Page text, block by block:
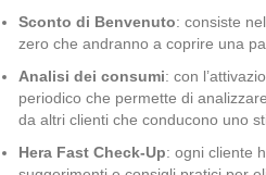
Sconto di Benvenuto: consiste
zero che andranno a coprire una
Analisi dei consumi: con
periodico che permette di
da altri clienti che conducono uno
Hera Fast Check-Up: ogni cliente